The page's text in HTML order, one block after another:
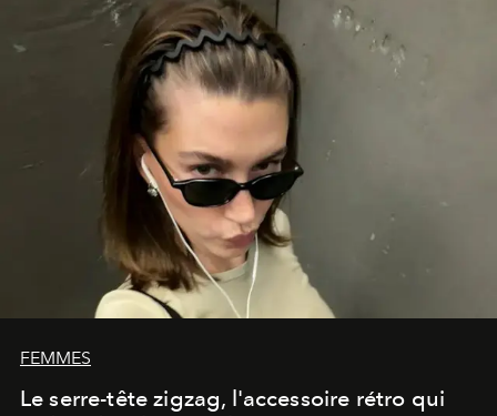
FEMMES
Le serre-tête zigzag, l'accessoire rétro qui